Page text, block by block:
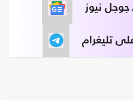
جوجل نيوز
تليغرام